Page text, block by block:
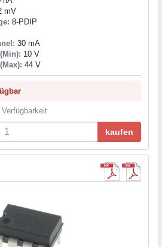
mV
8-PDIP
30 mA
10 V
44 V
kaufen